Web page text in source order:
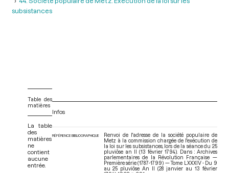
subsistances
Table des
matières
La table
des
matières
ne
contient
aucune
entrée.
Infos
RÉFÉRENCE BIBLIOGRAPHIQUE
Renvoi de l'adresse de la société populaire de
Metz à la commission chargée de l'exécution de
la loi sur les subsistances, lors de la séance du 25
pluviôse an II (13 février 1794). Dans : Archives
parlementaires de la Révolution Française —
Première série (1787-1799) — Tome LXXXIV - Du 9
au 25 pluviôse An II (28 janvier au 13 février